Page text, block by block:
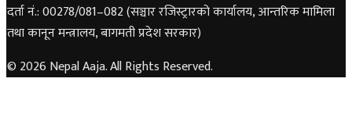
दर्ता नं.: 00278/081–082 (सञ्चार रजिस्ट्रारको कार्यालय, आन्तरिक मामिला
तथा कानून मन्त्रालय, बागमती प्रदेश सरकार)
© 2026 Nepal Aaja. All Rights Reserved.